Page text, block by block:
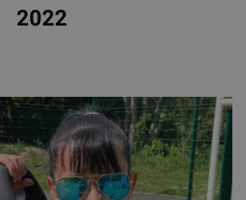
2022